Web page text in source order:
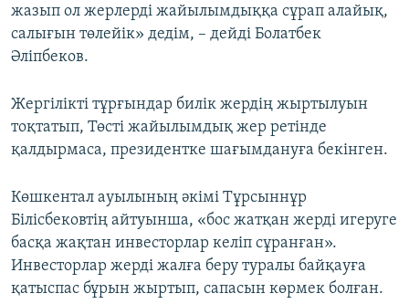
жазып ол жерлерді жайылымдыққа сұрап алайық,
салығын төлейік» дедім, – дейді Болатбек
Әліпбеков.
Жергілікті тұрғындар билік жердің жыртылуын
тоқтатып, Төсті жайылымдық жер ретінде
қалдырмаса, президентке шағымдануға бекінген.
Көшкентал ауылының әкімі Тұрсыннұр
Білісбековтің айтуынша, «бос жатқан жерді игеруге
басқа жақтан инвесторлар келіп сұранған».
Инвесторлар жерді жалға беру туралы байқауға
қатыспас бұрын жыртып, сапасын көрмек болған.